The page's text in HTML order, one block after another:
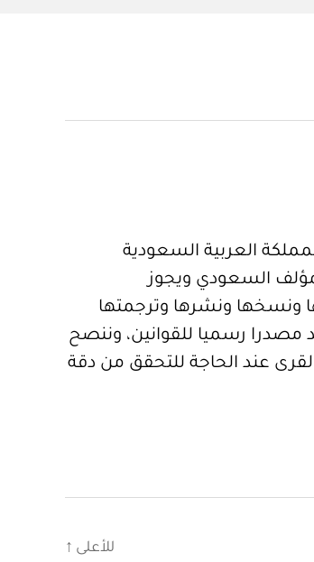
العربية السعودية
السعودي ويجوز
ونسخها ونشرها وترجمتها
مصدرا رسميا للقوانين، وننصح
عند الحاجة للتحقق من دقة
للأعلى ↑